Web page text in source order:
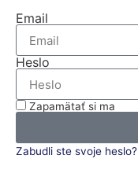
Email
Heslo
Zapamätať si ma
Zabudli ste svoje heslo?